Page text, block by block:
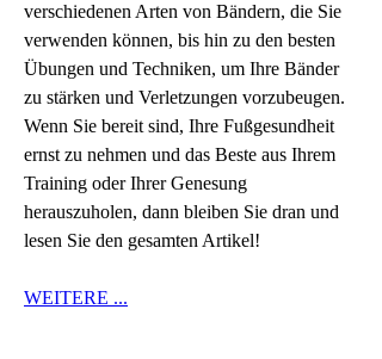
verschiedenen Arten von Bändern, die Sie
verwenden können, bis hin zu den besten
Übungen und Techniken, um Ihre Bänder
zu stärken und Verletzungen vorzubeugen.
Wenn Sie bereit sind, Ihre Fußgesundheit
ernst zu nehmen und das Beste aus Ihrem
Training oder Ihrer Genesung
herauszuholen, dann bleiben Sie dran und
lesen Sie den gesamten Artikel!
WEITERE ...